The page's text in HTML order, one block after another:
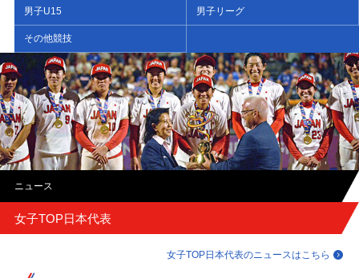
男子U15 男子リーグ
その他競技
ニュース
女子TOP日本代表
女子TOP日本代表のニュースはこちら